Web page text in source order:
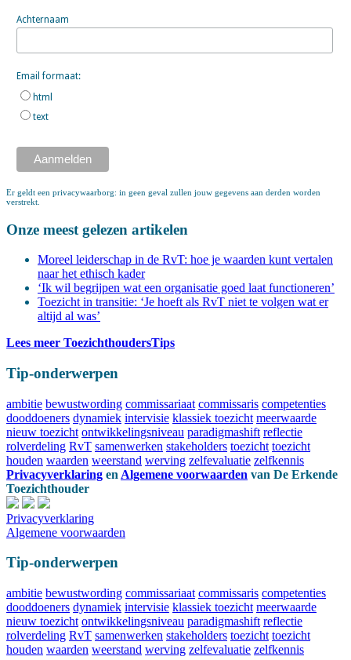
Achternaam
Email formaat:
html
text
Er geldt een privacywaarborg: in geen geval zullen jouw gegevens aan derden worden
verstrekt.
Onze meest gelezen artikelen
Moreel leiderschap in de RvT: hoe je waarden kunt vertalen
naar het ethisch kader
‘Ik wil begrijpen wat een organisatie goed laat functioneren’
Toezicht in transitie: ‘Je hoeft als RvT niet te volgen wat er
altijd al was’
Lees meer ToezichthoudersTips
Tip-onderwerpen
ambitie bewustwording commissariaat commissaris competenties
dooddoeners dynamiek intervisie klassiek toezicht meerwaarde
nieuw toezicht ontwikkelingsniveau paradigmashift reflectie
rolverdeling RvT samenwerken stakeholders toezicht toezicht
houden waarden weerstand werving zelfevaluatie zelfkennis
Privacyverklaring en Algemene voorwaarden van De Erkende
Toezichthouder
Privacyverklaring
Algemene voorwaarden
Tip-onderwerpen
ambitie bewustwording commissariaat commissaris competenties
dooddoeners dynamiek intervisie klassiek toezicht meerwaarde
nieuw toezicht ontwikkelingsniveau paradigmashift reflectie
rolverdeling RvT samenwerken stakeholders toezicht toezicht
houden waarden weerstand werving zelfevaluatie zelfkennis